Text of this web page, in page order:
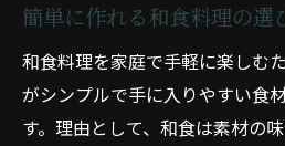
簡単に作れる和食料理の選
和食料理を家庭で手軽に楽しむ
がシンプルで手に入りやすい食
す。理由として、和食は素材の